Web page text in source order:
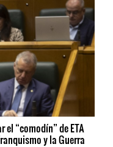
“comodín” de ETA
y la Guerra